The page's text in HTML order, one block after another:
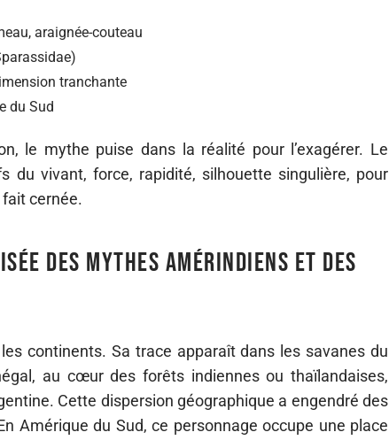
araignée-couteau
tranchante
du Sud
le mythe puise dans la réalité pour l’exagérer. Le
du vivant, force, rapidité, silhouette singulière, pour
cernée.
des mythes amérindiens et des
continents. Sa trace apparaît dans les savanes du
au cœur des forêts indiennes ou thaïlandaises,
Cette dispersion géographique a engendré des
Amérique du Sud, ce personnage occupe une place